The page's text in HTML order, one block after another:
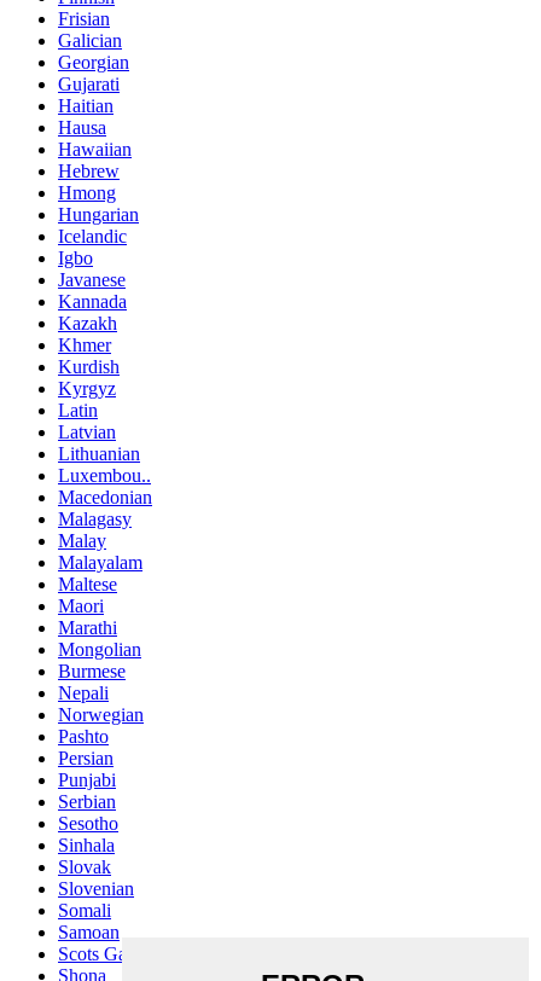
Frisian
Galician
Georgian
Gujarati
Haitian
Hausa
Hawaiian
Hebrew
Hmong
Hungarian
Icelandic
Igbo
Javanese
Kannada
Kazakh
Khmer
Kurdish
Kyrgyz
Latin
Latvian
Lithuanian
Luxembou..
Macedonian
Malagasy
Malay
Malayalam
Maltese
Maori
Marathi
Mongolian
Burmese
Nepali
Norwegian
Pashto
Persian
Punjabi
Serbian
Sesotho
Sinhala
Slovak
Slovenian
Somali
Samoan
Scots Gaelic
Shona